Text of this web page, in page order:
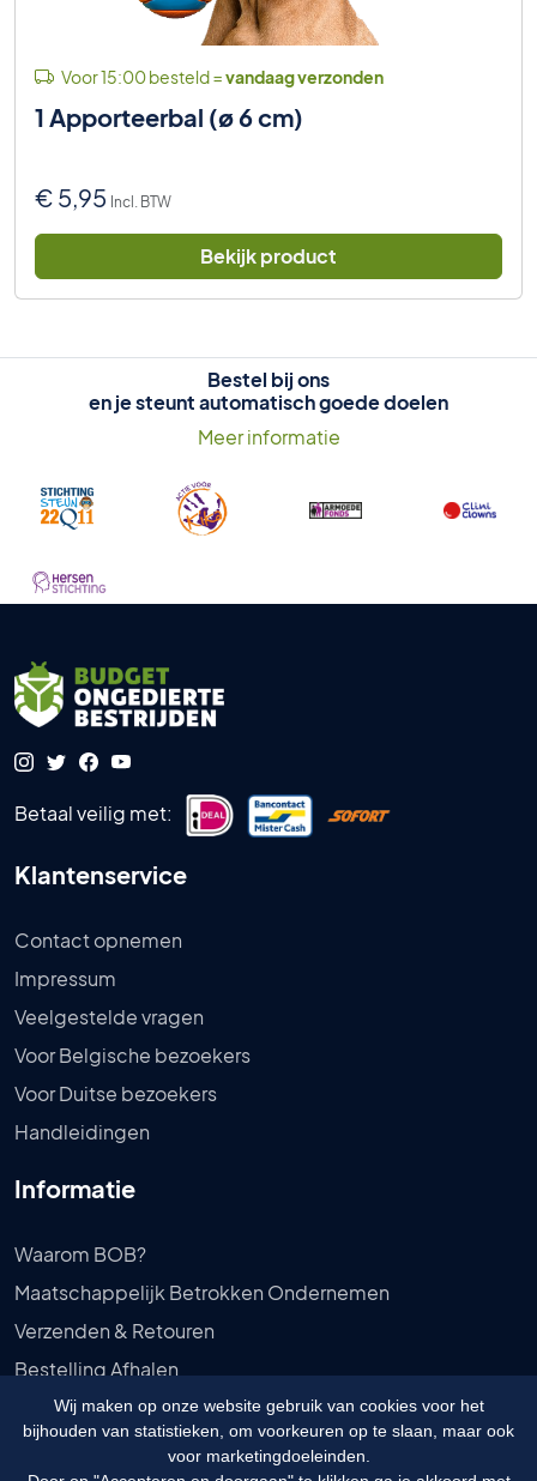
Wij maken op onze website gebruik van cookies voor het
bijhouden van statistieken, om voorkeuren op te slaan, maar ook
voor marketingdoeleinden.
Voor 15:00 besteld =vandaag verzonden
1 Apporteerbal (ø 6 cm)
€ 5,95 Incl. BTW
Bekijk product
Bestel bij ons
en je steunt automatisch goede doelen
Meer informatie
Betaal veilig met:
Klantenservice
Contact opnemen
Impressum
Veelgestelde vragen
Voor Belgische bezoekers
Voor Duitse bezoekers
Handleidingen
Informatie
Waarom BOB?
Maatschappelijk Betrokken Ondernemen
Verzenden & Retouren
Bestelling Afhalen
Privébeleid
Algemene voorwaarden